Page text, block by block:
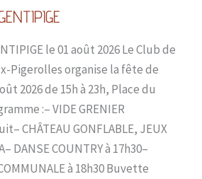
le 01 août 2026 Le Club de
Pigerolles organise la fête de
2026 de 15h à 23h, Place du
:– VIDE GRENIER
CHÂTEAU GONFLABLE, JEUX
DANSE COUNTRY à 17h30–
à 18h30 Buvette